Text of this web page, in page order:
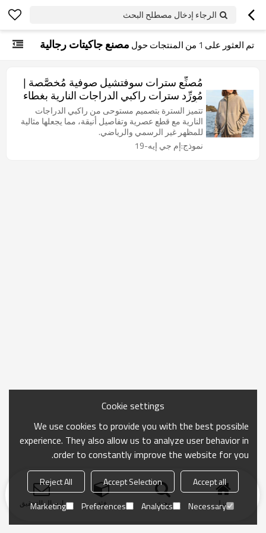
الرجاء إدخال مصطلح البحث
تم العثور على 1 من المنتجات حول مصنع جاكيتات رجالية
مُصنِّع سترات سوفتشيل صوفية مُخصَّصة |
مُورِّد سترات راكبي الدراجات النارية بغطاء
رأس
تتميز السترة بتصميم مستوحى من راكبي الدراجات
النارية مع قطع عصرية وتفاصيل أنيقة، مما يجعلها مثالية
للمظهر غير الرسمي والرياضي.
نموذج:إم جي إيه-19
منزل بحث فئة ارسال التحقيق
Cookie settings
We use cookies to provide you with the best possible
experience. They also allow us to analyze user behavior in
order to constantly improve the website for you.
Accept all
Accept Selection
Reject All
Necessary
Analytics
Preferences
Marketing